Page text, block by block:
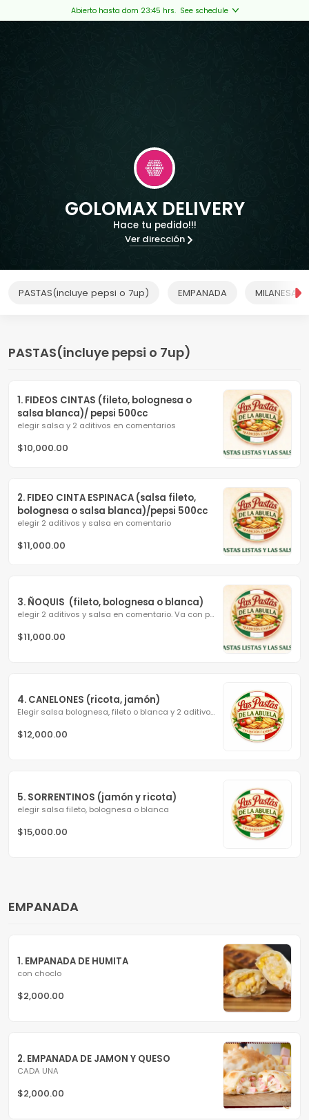
Abierto hasta dom 23:45 hrs. See schedule
GOLOMAX DELIVERY
Hace tu pedido!!!
Ver dirección
PASTAS(incluye pepsi o 7up) EMPANADA MILANESAS
PASTAS(incluye pepsi o 7up)
1. FIDEOS CINTAS (fileto, bolognesa o
salsa blanca)/ pepsi 500cc
elegir salsa y 2 aditivos en comentarios
$10,000.00
2. FIDEO CINTA ESPINACA (salsa fileto,
bolognesa o salsa blanca)/pepsi 500cc
elegir 2 aditivos y salsa en comentario
$11,000.00
3. ÑOQUIS  (fileto, bolognesa o blanca)
elegir 2 aditivos y salsa en comentario. Va con pepsi
$11,000.00
4. CANELONES (ricota, jamón)
Elegir salsa bolognesa, fileto o blanca y 2 aditivos a...
$12,000.00
5. SORRENTINOS (jamón y ricota)
elegir salsa fileto, bolognesa o blanca
$15,000.00
EMPANADA
1. EMPANADA DE HUMITA
con choclo
$2,000.00
2. EMPANADA DE JAMON Y QUESO
CADA UNA
$2,000.00